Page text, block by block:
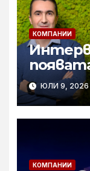
КОМПАНИИ
ЮЛИ 9, 2026
КОМПАНИИ